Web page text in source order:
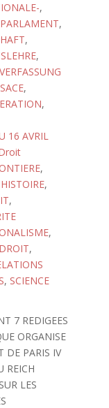
,
PARLAMENT,
,
,
VERFASSUNG
,
,
16 AVRIL
,
HISTOIRE,
,
,
,
, SCIENCE
7 REDIGEES
ORGANISE
DE PARIS IV
REICH
LES